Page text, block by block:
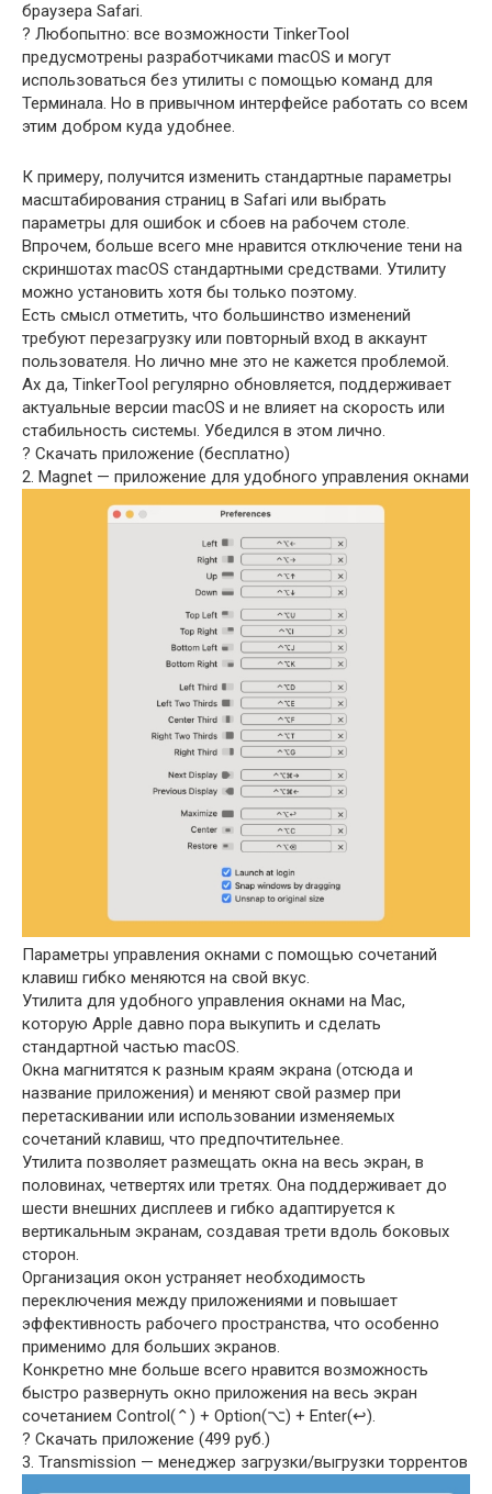
браузера Safari.
? Любопытно: все возможности TinkerTool
предусмотрены разработчиками macOS и могут
использоваться без утилиты с помощью команд для
Терминала. Но в привычном интерфейсе работать со всем
этим добром куда удобнее.
К примеру, получится изменить стандартные параметры
масштабирования страниц в Safari или выбрать
параметры для ошибок и сбоев на рабочем столе.
Впрочем, больше всего мне нравится отключение тени на
скриншотах macOS стандартными средствами. Утилиту
можно установить хотя бы только поэтому.
Есть смысл отметить, что большинство изменений
требуют перезагрузку или повторный вход в аккаунт
пользователя. Но лично мне это не кажется проблемой.
Ах да, TinkerTool регулярно обновляется, поддерживает
актуальные версии macOS и не влияет на скорость или
стабильность системы. Убедился в этом лично.
? Скачать приложение (бесплатно)
2. Magnet — приложение для удобного управления окнами
Параметры управления окнами с помощью сочетаний
клавиш гибко меняются на свой вкус.
Утилита для удобного управления окнами на Mac,
которую Apple давно пора выкупить и сделать
стандартной частью macOS.
Окна магнитятся к разным краям экрана (отсюда и
название приложения) и меняют свой размер при
перетаскивании или использовании изменяемых
сочетаний клавиш, что предпочтительнее.
Утилита позволяет размещать окна на весь экран, в
половинах, четвертях или третях. Она поддерживает до
шести внешних дисплеев и гибко адаптируется к
вертикальным экранам, создавая трети вдоль боковых
сторон.
Организация окон устраняет необходимость
переключения между приложениями и повышает
эффективность рабочего пространства, что особенно
применимо для больших экранов.
Конкретно мне больше всего нравится возможность
быстро развернуть окно приложения на весь экран
сочетанием Control(⌃) + Option(⌥) + Enter(↩︎).
? Скачать приложение (499 руб.)
3. Transmission — менеджер загрузки/выгрузки торрентов